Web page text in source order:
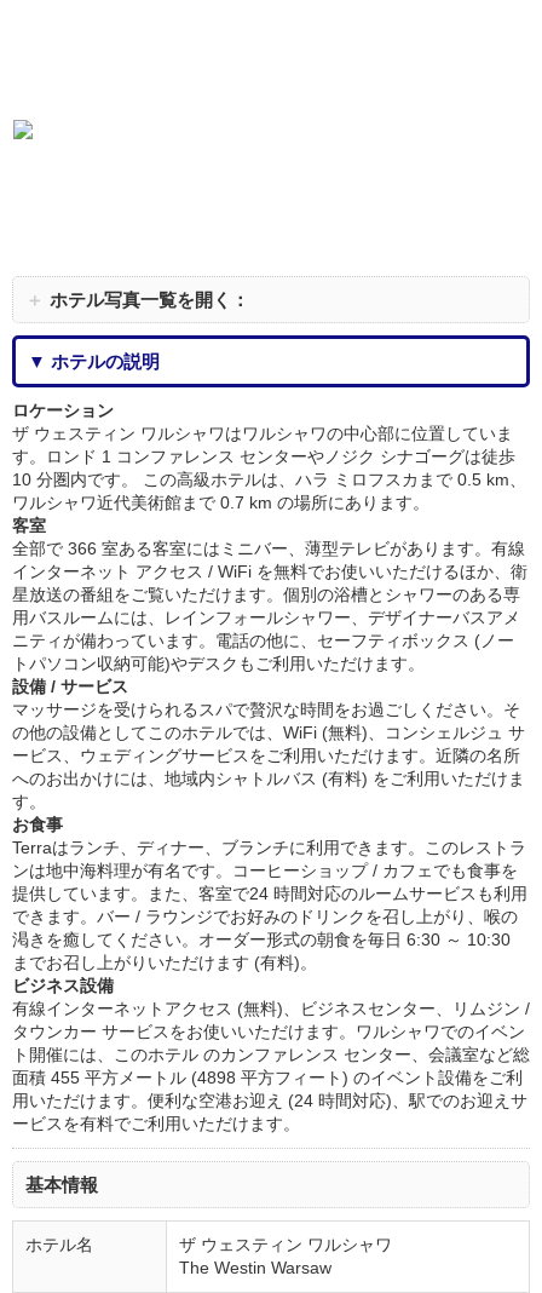
＋ ホテル写真一覧を開く：
▼ ホテルの説明
ロケーション
ザ ウェスティン ワルシャワはワルシャワの中心部に位置していま
す。ロンド 1 コンファレンス センターやノジク シナゴーグは徒歩
10 分圏内です。 この高級ホテルは、ハラ ミロフスカまで 0.5 km、
ワルシャワ近代美術館まで 0.7 km の場所にあります。
客室
全部で 366 室ある客室にはミニバー、薄型テレビがあります。有線
インターネット アクセス / WiFi を無料でお使いいただけるほか、衛
星放送の番組をご覧いただけます。個別の浴槽とシャワーのある専
用バスルームには、レインフォールシャワー、デザイナーバスアメ
ニティが備わっています。電話の他に、セーフティボックス (ノー
トパソコン収納可能)やデスクもご利用いただけます。
設備 / サービス
マッサージを受けられるスパで贅沢な時間をお過ごしください。そ
の他の設備としてこのホテルでは、WiFi (無料)、コンシェルジュ サ
ービス、ウェディングサービスをご利用いただけます。近隣の名所
へのお出かけには、地域内シャトルバス (有料) をご利用いただけま
す。
お食事
Terraはランチ、ディナー、ブランチに利用できます。このレストラ
ンは地中海料理が有名です。コーヒーショップ / カフェでも食事を
提供しています。また、客室で24 時間対応のルームサービスも利用
できます。バー / ラウンジでお好みのドリンクを召し上がり、喉の
渇きを癒してください。オーダー形式の朝食を毎日 6:30 ～ 10:30
までお召し上がりいただけます (有料)。
ビジネス設備
有線インターネットアクセス (無料)、ビジネスセンター、リムジン /
タウンカー サービスをお使いいただけます。ワルシャワでのイベン
ト開催には、このホテル のカンファレンス センター、会議室など総
面積 455 平方メートル (4898 平方フィート) のイベント設備をご利
用いただけます。便利な空港お迎え (24 時間対応)、駅でのお迎えサ
ービスを有料でご利用いただけます。
基本情報
ホテル名
ザ ウェスティン ワルシャワ
The Westin Warsaw